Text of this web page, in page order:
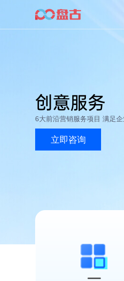
创意服务
6大前沿营销服务项目 满足
立即咨询